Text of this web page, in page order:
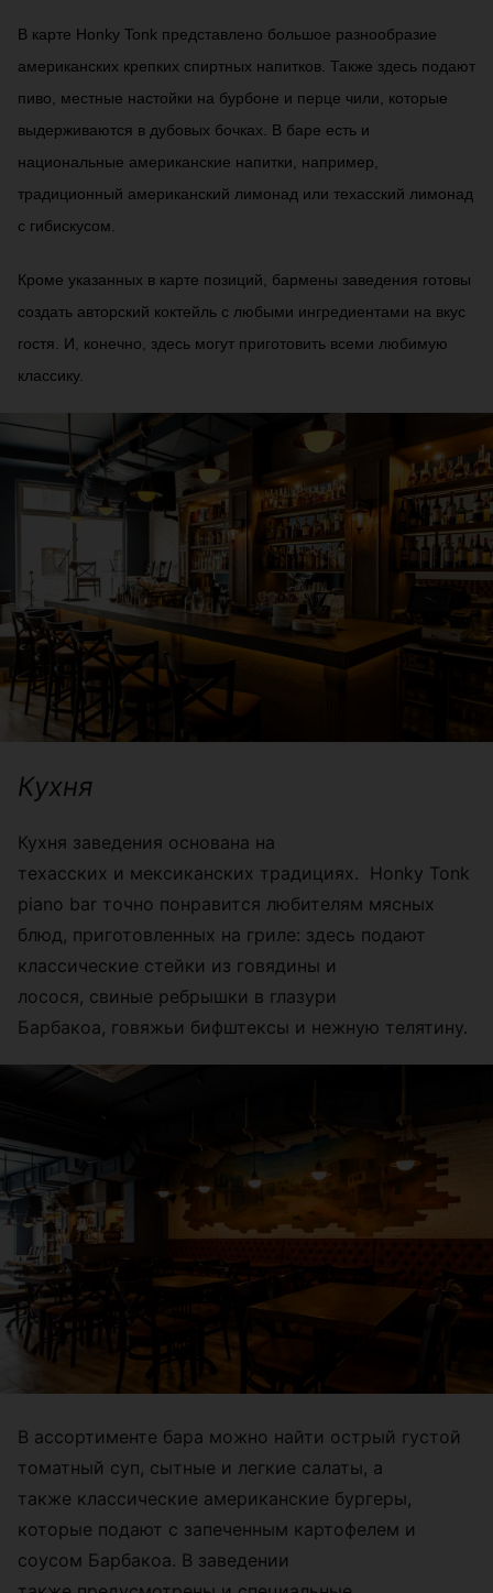
В карте Honky Tonk представлено большое разнообразие
американских крепких спиртных напитков. Также здесь подают
пиво, местные настойки на бурбоне и перце чили, которые
выдерживаются в дубовых бочках. В баре есть и
национальные американские напитки, например,
традиционный американский лимонад или техасский лимонад
с гибискусом.
Кроме указанных в карте позиций, бармены заведения готовы
создать авторский коктейль с любыми ингредиентами на вкус
гостя. И, конечно, здесь могут приготовить всеми любимую
классику.
Кухня
Кухня заведения основана на
техасских и мексиканских традициях. Honky Tonk
piano bar точно понравится любителям мясных
блюд, приготовленных на гриле: здесь подают
классические стейки из говядины и
лосося, свиные ребрышки в глазури
Барбакоа, говяжьи бифштексы и нежную телятину.
В ассортименте бара можно найти острый густой
томатный суп, сытные и легкие салаты, а
также классические американские бургеры,
которые подают с запеченным картофелем и
соусом Барбакоа. В заведении